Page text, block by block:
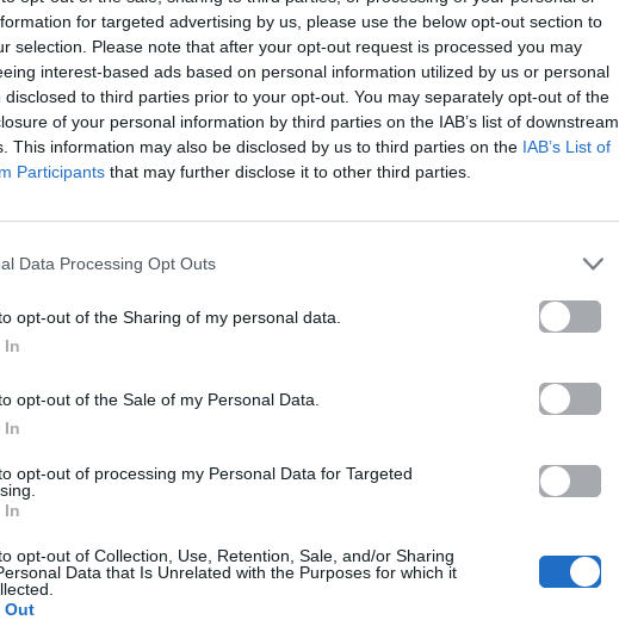
for targeted advertising by us, please use the below opt-out section to
selection. Please note that after your opt-out request is processed you may
interest-based ads based on personal information utilized by us or personal
disclosed to third parties prior to your opt-out. You may separately opt-out of the
of your personal information by third parties on the IAB’s list of downstream
This information may also be disclosed by us to third parties on the IAB’s List of
Participants that may further disclose it to other third parties.
Data Processing Opt Outs
opt-out of the Sharing of my personal data.
In
opt-out of the Sale of my Personal Data.
In
opt-out of processing my Personal Data for Targeted
In
opt-out of Collection, Use, Retention, Sale, and/or Sharing
Data that Is Unrelated with the Purposes for which it
Out